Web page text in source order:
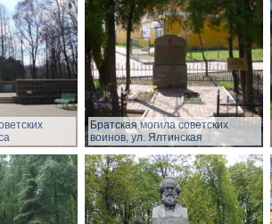
Братская могила советских
воинов, ул. Ялтинская